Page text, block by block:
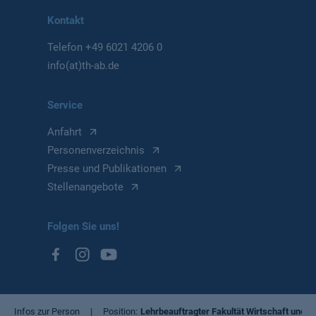
Infos zur Person Position Lehrbeauftragter Fakultät Wirtschaft und
Kontakt
Telefon+49 6021 4206 0
info(at)th-ab.de
Service
Anfahrt
Personenverzeichnis
Presse und Publikationen
Stellenangebote
Folgen Sie uns!